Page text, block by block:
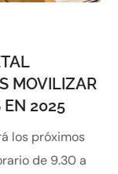
MOVILIZAR
EN 2025
los próximos
de 9.30 a